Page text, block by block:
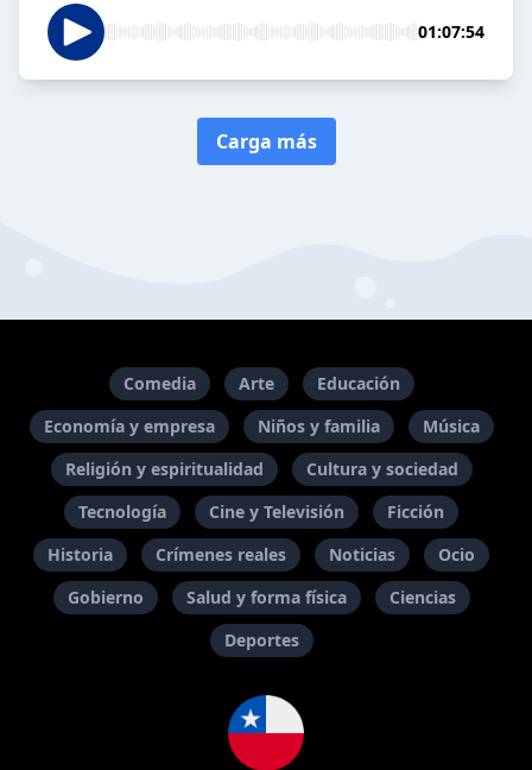
01:07:54
Carga más
Comedia Arte
Educación
Economía y empresa
Niños y familia
Música
Religión y espiritualidad
Cultura y sociedad
Tecnología
Cine y Televisión
Ficción
Historia
Crímenes reales Noticias
Ocio
Gobierno
Salud y forma física
Ciencias
Deportes